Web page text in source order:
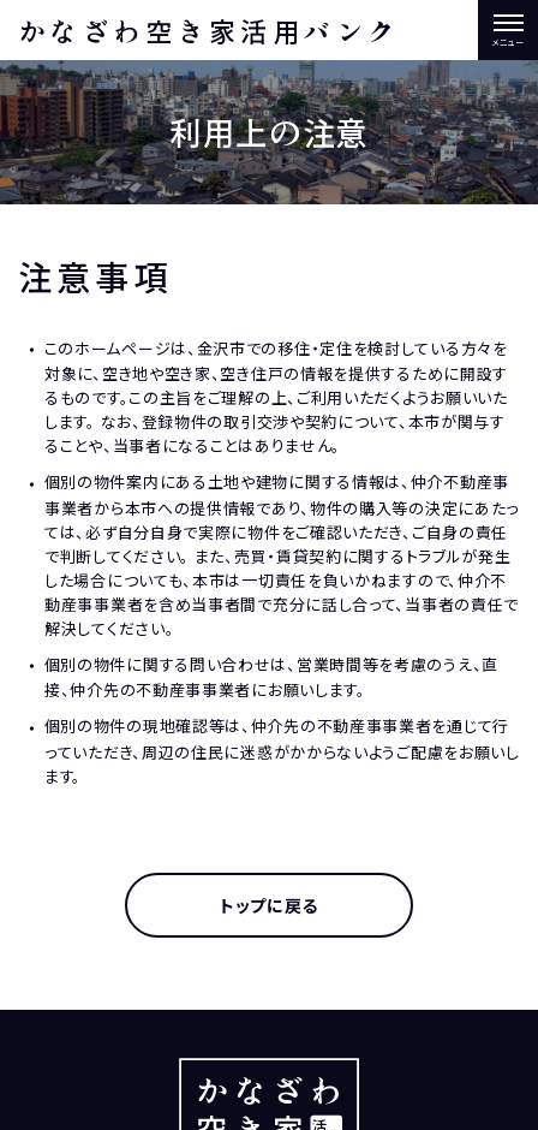
かなざわ空き家活用バンク
利用上の注意
注意事項
このホームページは、金沢市での移住・定住を検討している方々を
対象に、空き地や空き家、空き住戸の情報を提供するために開設す
るものです。この主旨をご理解の上、ご利用いただくようお願いいた
します。 なお、登録物件の取引交渉や契約について、本市が関与す
ることや、当事者になることはありません。
個別の物件案内にある土地や建物に関する情報は、仲介不動産事
事業者から本市への提供情報であり、物件の購入等の決定にあたっ
ては、必ず自分自身で実際に物件をご確認いただき、ご自身の責任
で判断してください。 また、売買・賃貸契約に関するトラブルが発生
した場合についても、本市は一切責任を負いかねますので、仲介不
動産事事業者を含め当事者間で充分に話し合って、当事者の責任で
解決してください。
個別の物件に関する問い合わせは、営業時間等を考慮のうえ、直
接、仲介先の不動産事事業者にお願いします。
個別の物件の現地確認等は、仲介先の不動産事事業者を通じて行
っていただき、周辺の住民に迷惑がかからないようご配慮をお願いし
ます。
トップに戻る